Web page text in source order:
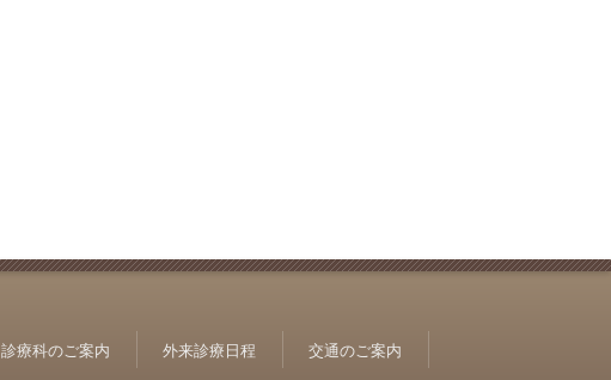
診療科のご案内 外来診療日程 交通のご案内